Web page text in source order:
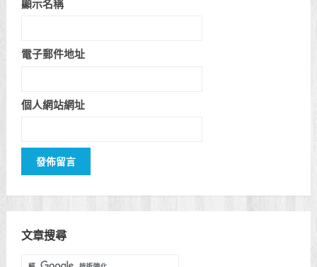
顯示名稱
電子郵件地址
個人網站網址
文章搜尋